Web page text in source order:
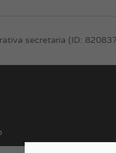
secretaria (ID: